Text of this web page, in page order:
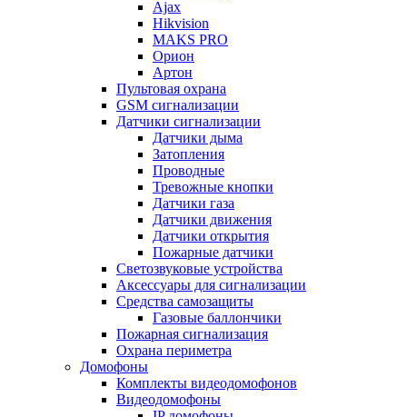
Ajax
Hikvision
MAKS PRO
Орион
Артон
Пультовая охрана
GSM сигнализации
Датчики сигнализации
Датчики дыма
Затопления
Проводные
Тревожные кнопки
Датчики газа
Датчики движения
Датчики открытия
Пожарные датчики
Светозвуковые устройства
Аксессуары для сигнализации
Средства самозащиты
Газовые баллончики
Пожарная сигнализация
Охрана периметра
Домофоны
Комплекты видеодомофонов
Видеодомофоны